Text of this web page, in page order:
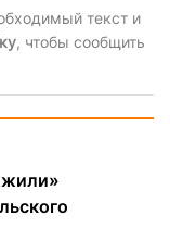
текст и
, чтобы сообщить